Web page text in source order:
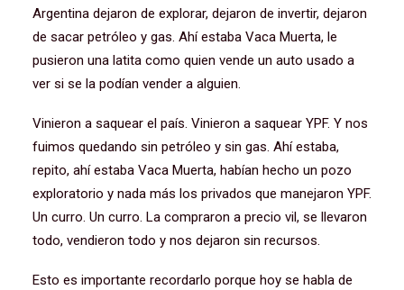
Argentina dejaron de explorar, dejaron de invertir, dejaron
de sacar petróleo y gas. Ahí estaba Vaca Muerta, le
pusieron una latita como quien vende un auto usado a
ver si se la podían vender a alguien.
Vinieron a saquear el país. Vinieron a saquear YPF. Y nos
fuimos quedando sin petróleo y sin gas. Ahí estaba,
repito, ahí estaba Vaca Muerta, habían hecho un pozo
exploratorio y nada más los privados que manejaron YPF.
Un curro. Un curro. La compraron a precio vil, se llevaron
todo, vendieron todo y nos dejaron sin recursos.
Esto es importante recordarlo porque hoy se habla de